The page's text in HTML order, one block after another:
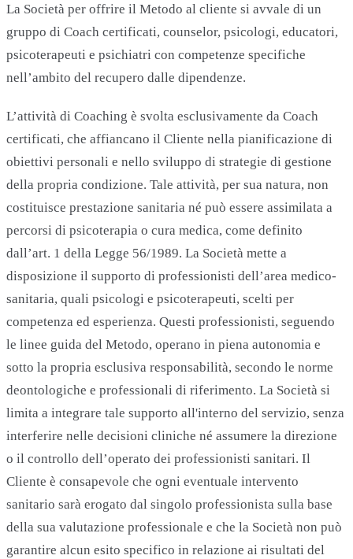
La Società per offrire il Metodo al cliente si avvale di un
gruppo di Coach certificati, counselor, psicologi, educatori,
psicoterapeuti e psichiatri con competenze specifiche
nell’ambito del recupero dalle dipendenze.
L’attività di Coaching è svolta esclusivamente da Coach
certificati, che affiancano il Cliente nella pianificazione di
obiettivi personali e nello sviluppo di strategie di gestione
della propria condizione. Tale attività, per sua natura, non
costituisce prestazione sanitaria né può essere assimilata a
percorsi di psicoterapia o cura medica, come definito
dall’art. 1 della Legge 56/1989. La Società mette a
disposizione il supporto di professionisti dell’area medico-
sanitaria, quali psicologi e psicoterapeuti, scelti per
competenza ed esperienza. Questi professionisti, seguendo
le linee guida del Metodo, operano in piena autonomia e
sotto la propria esclusiva responsabilità, secondo le norme
deontologiche e professionali di riferimento. La Società si
limita a integrare tale supporto all'interno del servizio, senza
interferire nelle decisioni cliniche né assumere la direzione
o il controllo dell’operato dei professionisti sanitari. Il
Cliente è consapevole che ogni eventuale intervento
sanitario sarà erogato dal singolo professionista sulla base
della sua valutazione professionale e che la Società non può
garantire alcun esito specifico in relazione ai risultati del